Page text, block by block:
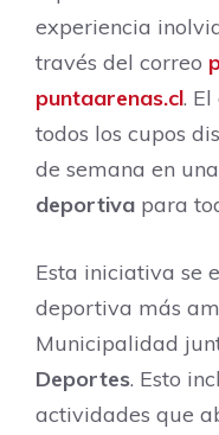
experiencia
través del correo
puntaarenas.cl.
todos los cupos
de semana en una
deportiva para
Esta iniciativa se
deportiva más
Municipalidad
Deportes. Esto
actividades que